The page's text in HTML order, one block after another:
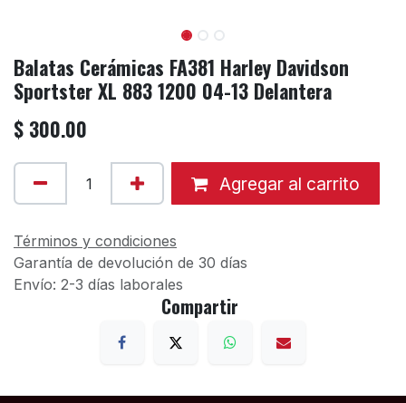
Balatas Cerámicas FA381 Harley Davidson
Sportster XL 883 1200 04-13 Delantera
$ 300.00
Agregar al carrito
Términos y condiciones
Garantía de devolución de 30 días
Envío: 2-3 días laborales
Compartir